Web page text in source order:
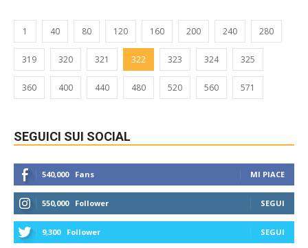
1 40 80 120 160 200 240 280
319 320 321 322 323 324 325
360 400 440 480 520 560 571
SEGUICI SUI SOCIAL
540,000 Fans MI PIACE
550,000 Follower SEGUI
9,300 Follower SEGUI